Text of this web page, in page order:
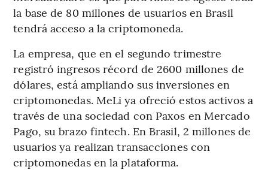
la base de 80 millones de usuarios en Brasil
tendrá acceso a la criptomoneda.
La empresa, que en el segundo trimestre
registró ingresos récord de 2600 millones de
dólares, está ampliando sus inversiones en
criptomonedas. MeLi ya ofreció estos activos a
través de una sociedad con Paxos en Mercado
Pago, su brazo fintech. En Brasil, 2 millones de
usuarios ya realizan transacciones con
criptomonedas en la plataforma.